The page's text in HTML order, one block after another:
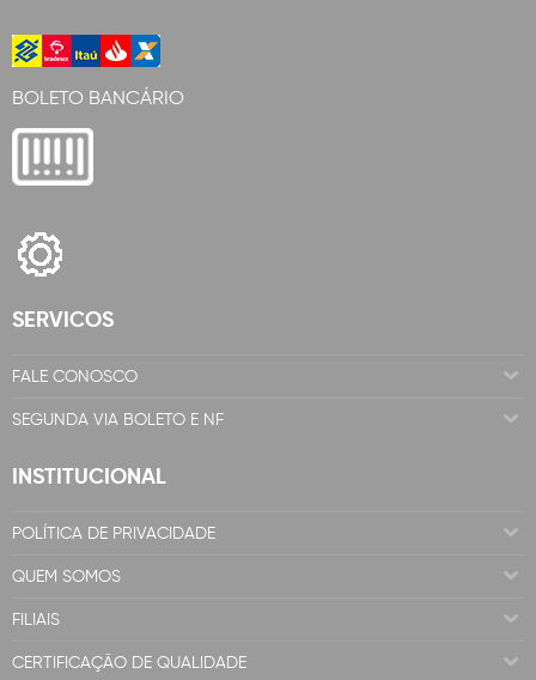
BOLETO BANCÁRIO
SERVICOS
FALE CONOSCO
SEGUNDA VIA BOLETO E NF
INSTITUCIONAL
POLÍTICA DE PRIVACIDADE
QUEM SOMOS
FILIAIS
CERTIFICAÇÃO DE QUALIDADE